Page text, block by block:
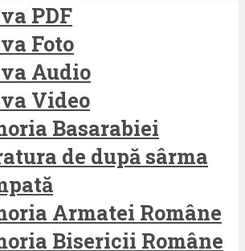
PDF
Foto
Audio
Video
Basarabiei
de după sârma
Armatei Române
Bisericii Române